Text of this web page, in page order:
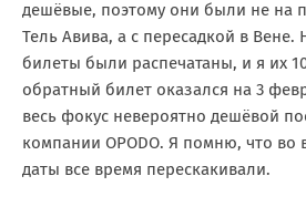
дешёвые, поэтому они были не на
Тель Авива, а с пересадкой в Вене.
билеты были распечатаны, и я их
обратный билет оказался на 3
весь фокус невероятно дешёвой
компании OPODO. Я помню, что во
даты все время перескакивали.